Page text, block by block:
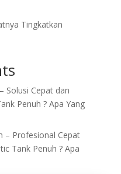
Tingkatkan
Solusi Cepat dan
Penuh ? Apa Yang
– Profesional Cepat
Tank Penuh ? Apa